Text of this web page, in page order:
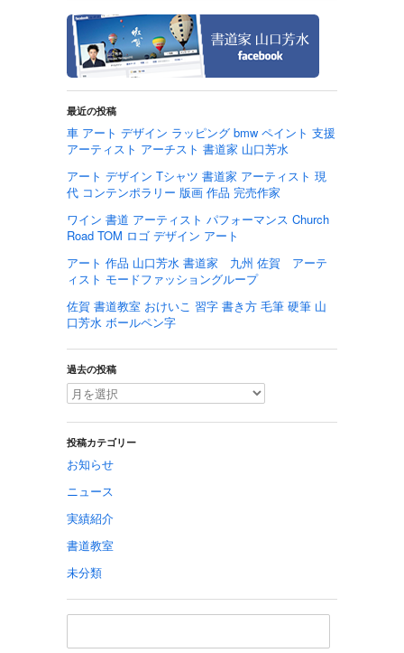
最近の投稿
車 アート デザイン ラッピング bmw ペイント 支援
アーティスト アーチスト 書道家 山口芳水
アート デザイン Tシャツ 書道家 アーティスト 現
代 コンテンポラリー 版画 作品 完売作家
ワイン 書道 アーティスト パフォーマンス Church
Road TOM ロゴ デザイン アート
アート 作品 山口芳水 書道家 九州 佐賀 アーテ
ィスト モードファッショングループ
佐賀 書道教室 おけいこ 習字 書き方 毛筆 硬筆 山
口芳水 ボールペン字
過去の投稿
投稿カテゴリー
お知らせ
ニュース
実績紹介
書道教室
未分類